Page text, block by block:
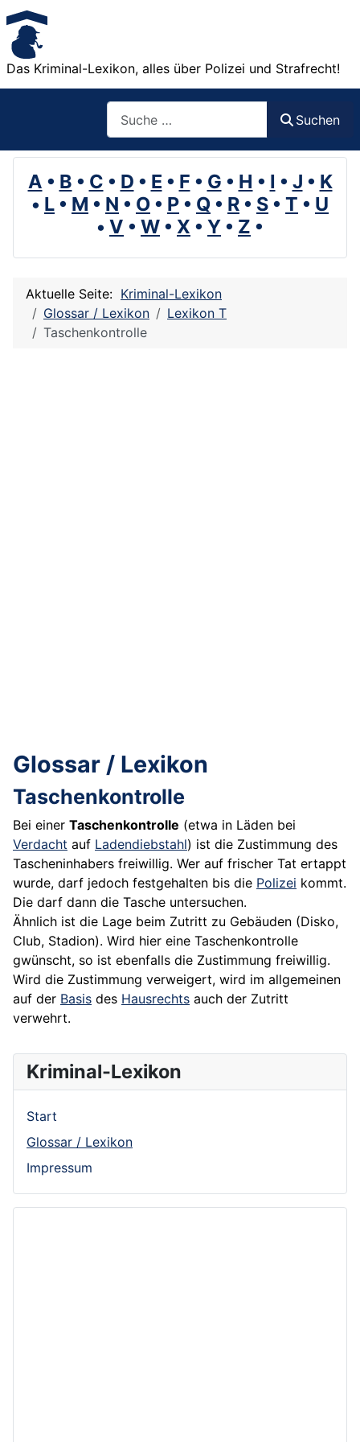
Das Kriminal-Lexikon, alles über Polizei und Strafrecht!
Suchen
A • B • C • D • E • F • G • H • I • J • K
• L • M • N • O • P • Q • R • S • T • U
• V • W • X • Y • Z •
Aktuelle Seite: Kriminal-Lexikon
Glossar / Lexikon
Lexikon T
Taschenkontrolle
Glossar / Lexikon
Taschenkontrolle
Bei einer Taschenkontrolle (etwa in Läden bei
Verdacht auf Ladendiebstahl) ist die Zustimmung des
Tascheninhabers freiwillig. Wer auf frischer Tat ertappt
wurde, darf jedoch festgehalten bis die Polizei kommt.
Die darf dann die Tasche untersuchen.
Ähnlich ist die Lage beim Zutritt zu Gebäuden (Disko,
Club, Stadion). Wird hier eine Taschenkontrolle
gwünscht, so ist ebenfalls die Zustimmung freiwillig.
Wird die Zustimmung verweigert, wird im allgemeinen
auf der Basis des Hausrechts auch der Zutritt
verwehrt.
Kriminal-Lexikon
Start
Glossar / Lexikon
Impressum